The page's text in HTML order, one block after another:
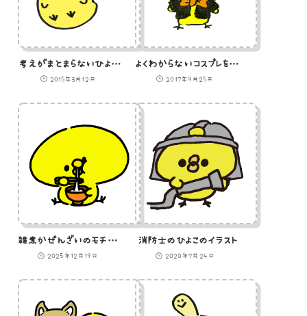
考えがまとまらないひよこのイラスト
2015年3月12日
よくわからないコスプレを着させられているひよこ
2017年9月25日
雑煮かぜんざいのモチを食べるひよこのGIFアニメ
2025年12月19日
消防士のひよこのイラスト
2020年7月24日